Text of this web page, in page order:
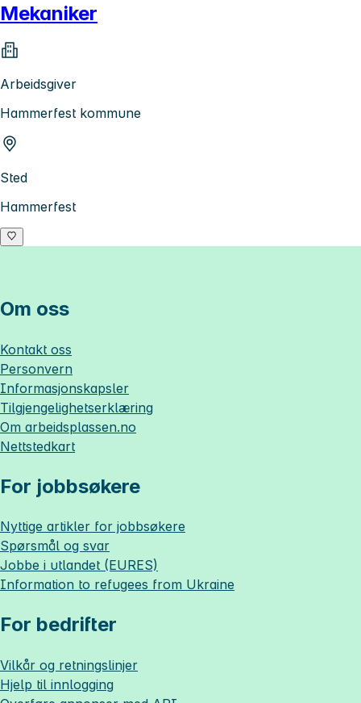
Mekaniker
Arbeidsgiver
Hammerfest kommune
Sted
Hammerfest
Om oss
Kontakt oss
Personvern
Informasjonskapsler
Tilgjengelighetserklæring
Om arbeidsplassen.no
Nettstedkart
For jobbsøkere
Nyttige artikler for jobbsøkere
Spørsmål og svar
Jobbe i utlandet (EURES)
Information to refugees from Ukraine
For bedrifter
Vilkår og retningslinjer
Hjelp til innlogging